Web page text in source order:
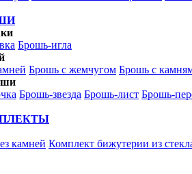
Брошь-игла
Брошь с жемчугом Брошь с
Брошь-звезда Брошь-лист Брошь-
камней Комплект бижутерии из